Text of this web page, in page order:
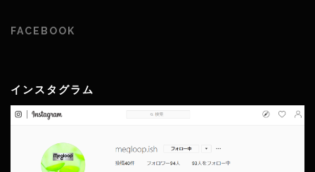
FACEBOOK
インスタグラム